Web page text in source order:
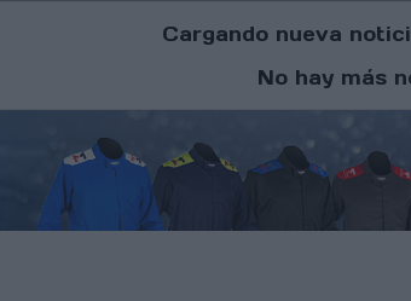
Cargando nueva
No hay más